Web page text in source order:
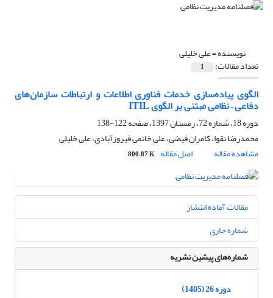
نویسنده =علی خلیلی
تعداد مقالات: 1
الگوی پیاده‌سازی خدمات فناوری اطلاعات و ارتباطات سازمان‌های
دفاعی – نظامی مبتنی بر الگوی ITIL
دوره 18، شماره 72، زمستان 1397، صفحه
122-138
محمدرضا تقوا، کامران فیضی، علی خاتمی فیروزآبادی، علی خلیلی
مشاهده مقاله
اصل مقاله 800.87 K
مقالات آماده انتشار
شماره جاری
شماره‌های پیشین نشریه
دوره 26 (1405)